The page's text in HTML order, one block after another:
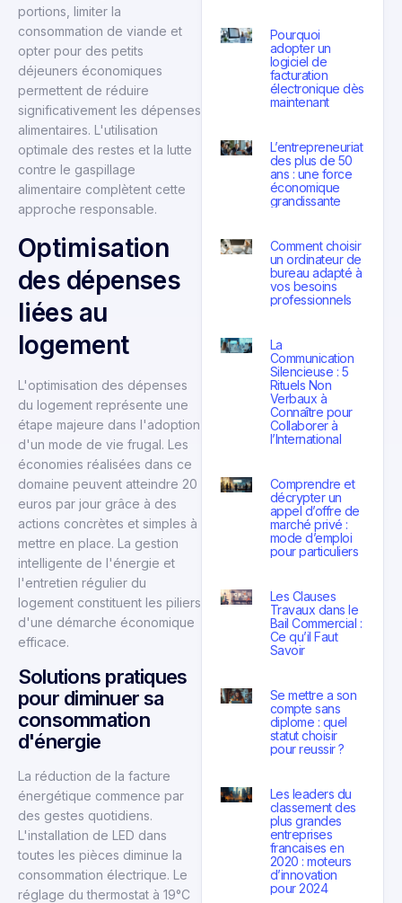
portions, limiter la
consommation de viande et
opter pour des petits
déjeuners économiques
permettent de réduire
significativement les dépenses
alimentaires. L'utilisation
optimale des restes et la lutte
contre le gaspillage
alimentaire complètent cette
approche responsable.
Optimisation
des dépenses
liées au
logement
L'optimisation des dépenses
du logement représente une
étape majeure dans l'adoption
d'un mode de vie frugal. Les
économies réalisées dans ce
domaine peuvent atteindre 20
euros par jour grâce à des
actions concrètes et simples à
mettre en place. La gestion
intelligente de l'énergie et
l'entretien régulier du
logement constituent les piliers
d'une démarche économique
efficace.
Solutions pratiques
pour diminuer sa
consommation
d'énergie
La réduction de la facture
énergétique commence par
des gestes quotidiens.
L'installation de LED dans
toutes les pièces diminue la
consommation électrique. Le
réglage du thermostat à 19°C
Pourquoi
adopter un
logiciel de
facturation
électronique dès
maintenant
L’entrepreneuriat
des plus de 50
ans : une force
économique
grandissante
Comment choisir
un ordinateur de
bureau adapté à
vos besoins
professionnels
La
Communication
Silencieuse : 5
Rituels Non
Verbaux à
Connaître pour
Collaborer à
l’International
Comprendre et
décrypter un
appel d’offre de
marché privé :
mode d’emploi
pour particuliers
Les Clauses
Travaux dans le
Bail Commercial :
Ce qu’il Faut
Savoir
Se mettre a son
compte sans
diplome : quel
statut choisir
pour reussir ?
Les leaders du
classement des
plus grandes
entreprises
francaises en
2020 : moteurs
d’innovation
pour 2024